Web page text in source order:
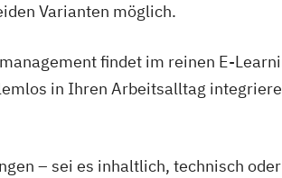
Varianten möglich.
findet im reinen E-
in Ihren Arbeitsalltag
– sei es inhaltlich, technisch